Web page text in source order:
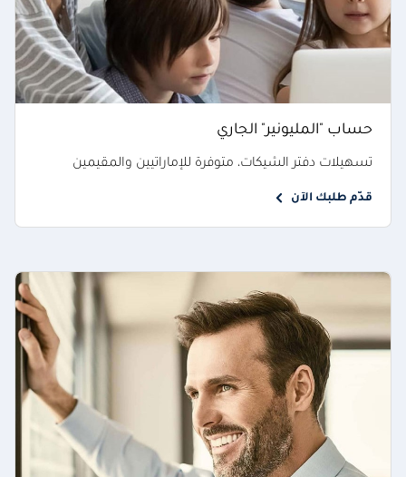
حساب "المليونير" الجاري
تسهيلات دفتر الشيكات، متوفرة للإماراتيين والمقيمين
قدّم طلبك الآن